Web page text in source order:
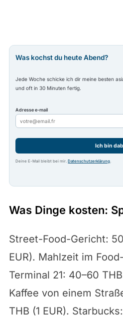
Was kochst du heute Abend?
Jede Woche schicke ich dir meine besten
und oft in 30 Minuten fertig.
Adresse e-mail
Ich bin
Deine E-Mail bleibt bei mir.Datenschutzerklärung
Was Dinge kosten:
Street-Food-Gericht:
EUR). Mahlzeit im
Terminal 21: 40–60
Kaffee von einem
THB (1 EUR).